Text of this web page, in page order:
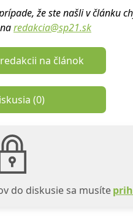
že ste našli v článku
redakcia@sp21.sk
na článok
(0)
do diskusie sa musíte